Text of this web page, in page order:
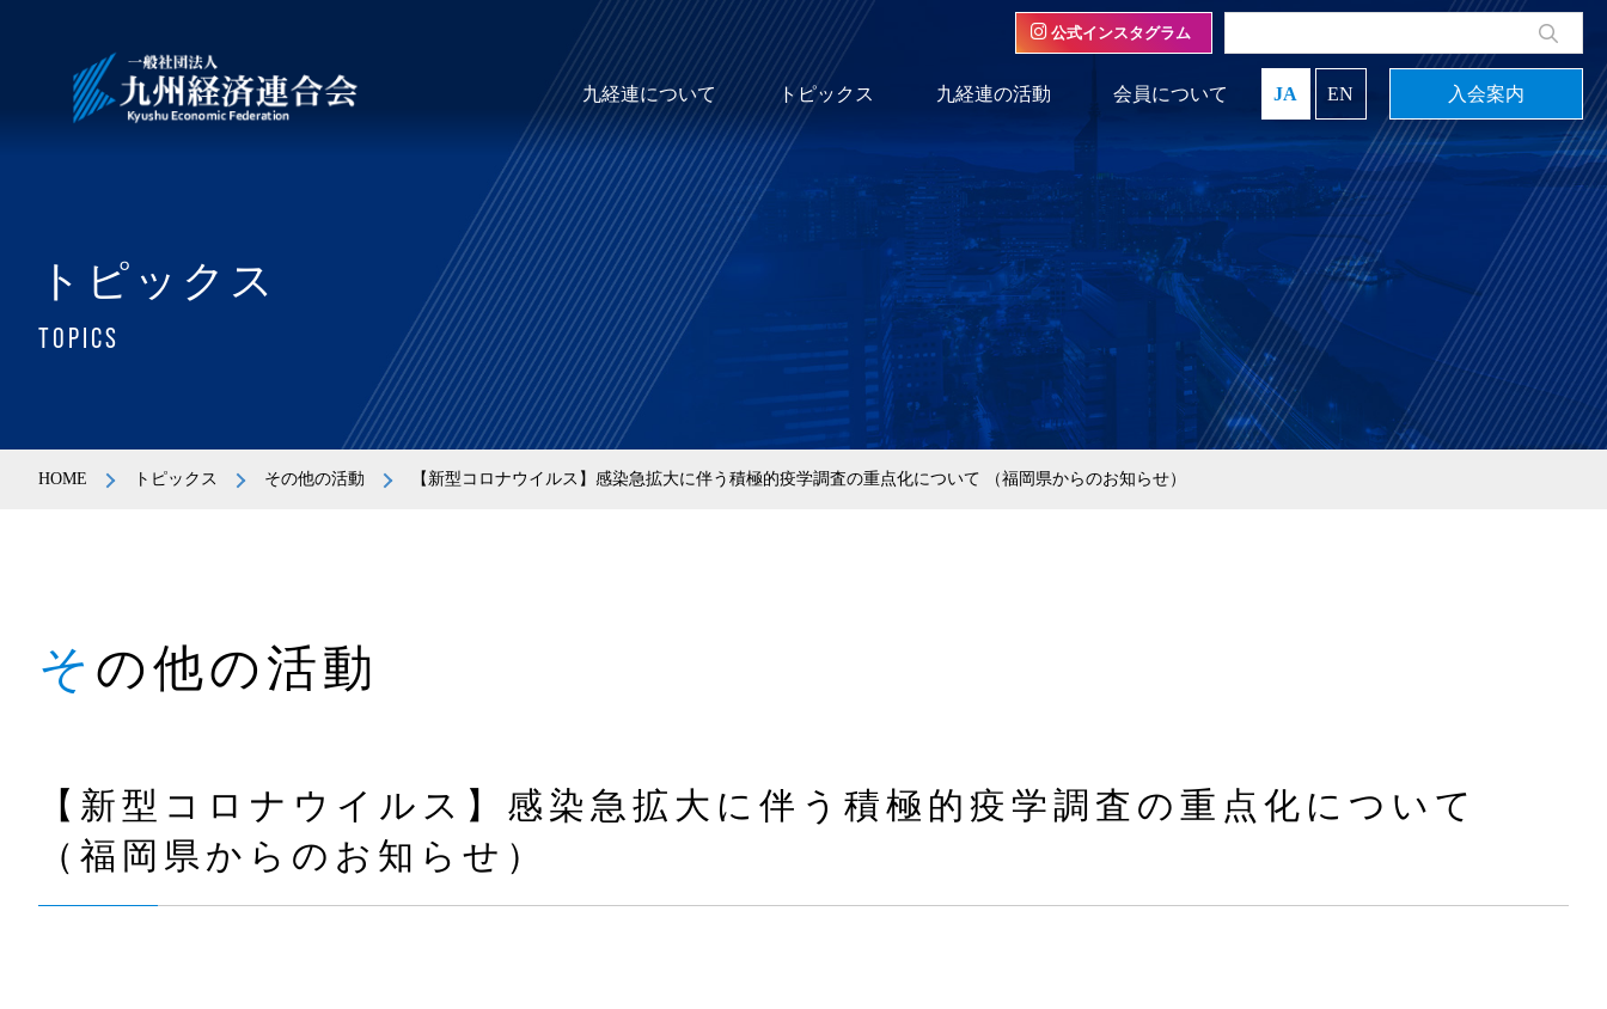
九経連について トピックス 九経連の活動 会員について JA EN 入会案内
公式インスタグラム
トピックス
TOPICS
HOME トピックス その他の活動 【新型コロナウイルス】感染急拡大に伴う積極的疫学調査の重点化について （福岡県からのお知らせ）
その他の活動
【新型コロナウイルス】感染急拡大に伴う積極的疫学調査の重点化について
（福岡県からのお知らせ）